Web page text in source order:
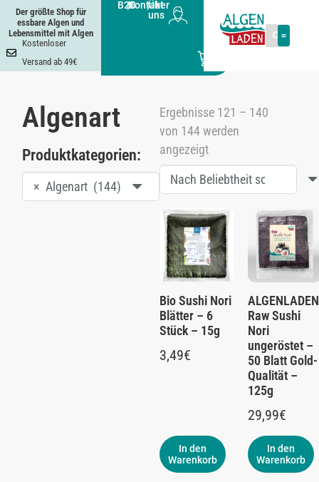
Der größte Shop für
essbare Algen und
Lebensmittel mit Algen
Kostenloser
Versand ab 49€
B2B
|Kontakt
|Über
uns
Algenart
Produktkategorien:
× Algenart (144)
Ergebnisse 121 – 140
von 144 werden
angezeigt
Bio Sushi Nori
Blätter – 6
Stück – 15g
3,49€
In den
Warenkorb
ALGENLADEN
Raw Sushi
Nori
ungeröstet –
50 Blatt Gold-
Qualität –
125g
29,99€
In den
Warenkorb